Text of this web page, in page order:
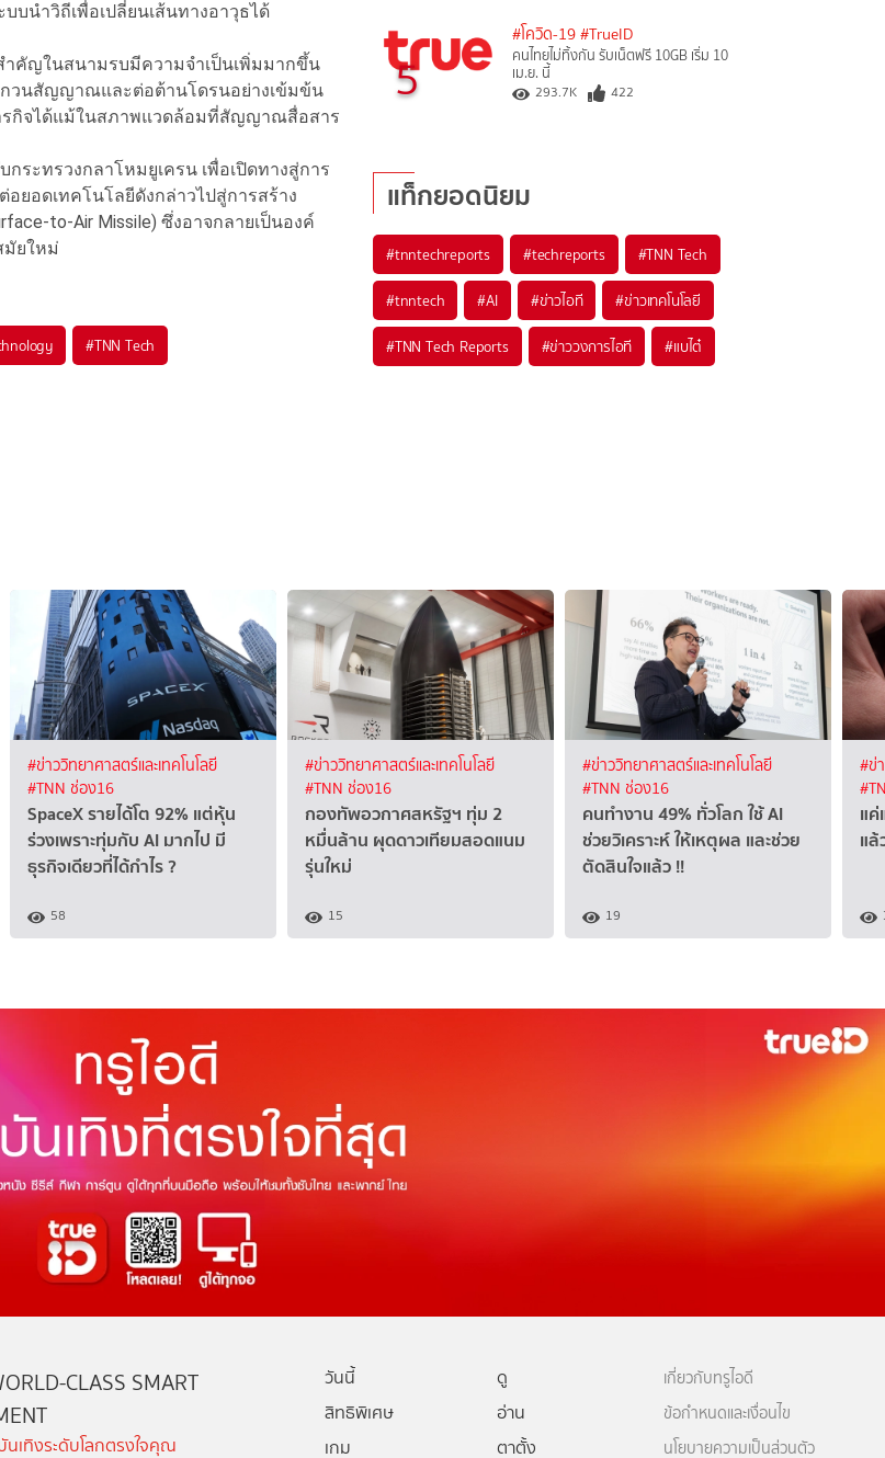
นำวิถีเพื่อเปลี่ยนเส้นทางอาวุธได้
คัญในสนามรบมีความจำเป็นเพิ่มมากขึ้น
กวนสัญญาณและต่อต้านโดรนอย่างเข้มข้น
กิจได้แม้ในสภาพแวดล้อมที่สัญญาณสื่อสาร
ระทรวงกลาโหมยูเครน เพื่อเปิดทางสู่การ
ยอดเทคโนโลยีดังกล่าวไปสู่การสร้าง
to-Air Missile) ซึ่งอาจกลายเป็นองค์
มัยใหม่
#TNN Tech
5
#โควิด-19 #TrueID
คนไทยไม่ทิ้งกัน รับเน็ตฟรี 10GB เริ่ม 10
เม.ย. นี้
293.7K 422
แท็กยอดนิยม
#tnntechreports #techreports #TNN Tech
#tnntech #AI #ข่าวไอที #ข่าวเทคโนโลยี
#TNN Tech Reports #ข่าววงการไอที #แบไต๋
#ข่าววิทยาศาสตร์และเทคโนโลยี
#TNN ช่อง16
SpaceX รายได้โต 92% แต่หุ้น
ร่วงเพราะทุ่มกับ AI มากไป มี
ธุรกิจเดียวที่ได้กำไร ?
58
#ข่าววิทยาศาสตร์และเทคโนโลยี
#TNN ช่อง16
กองทัพอวกาศสหรัฐฯ ทุ่ม 2
หมื่นล้าน ผุดดาวเทียมสอดแนม
รุ่นใหม่
15
#ข่าววิทยาศาสตร์และเทคโนโลยี
#TNN ช่อง16
คนทำงาน 49% ทั่วโลก ใช้ AI
ช่วยวิเคราะห์ ให้เหตุผล และช่วย
ตัดสินใจแล้ว !!
19
#ข่
แ
แล้
CLASS SMART
เทิงระดับโลกตรงใจคุณ
วันนี้
ดู
สิทธิพิเศษ
อ่าน
เกม
ตาตั้ง
เกี่ยวกับทรูไอดี
ข้อกำหนดและเงื่อนไข
นโยบายความเป็นส่วนตัว